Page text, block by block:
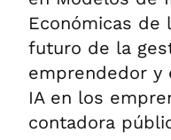
Económicas de
futuro de la
emprendedor y
IA en los
contadora